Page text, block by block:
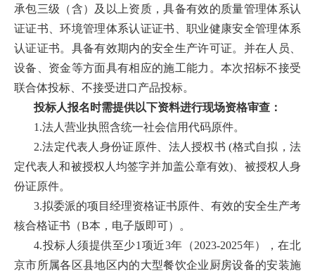
概
况
置
人
才
承包三级（含）及以上资质，具备有效的质量管理体系认
证证书、环境管理体系认证证书、职业健康安全管理体系
认证证书。具备有效期内的安全生产许可证。并在人员、
设备、资金等方面具有相应的施工能力。本次招标不接受
联合体投标、不接受进口产品投标。
投标人报名时需提供以下资料进行现场资格审查：
1.法人营业执照含统一社会信用代码原件。
2.法定代表人身份证原件、法人授权书 (格式自拟，法
定代表人和被授权人均签字并加盖公章有效)、被授权人身
份证原件。
3.拟委派的项目经理资格证书原件、有效的安全生产考
核合格证书（B本，电子版即可）。
4.投标人须提供至少1项近3年（2023-2025年），在北
京市所属各区县地区内的大型餐饮企业厨房设备的安装施